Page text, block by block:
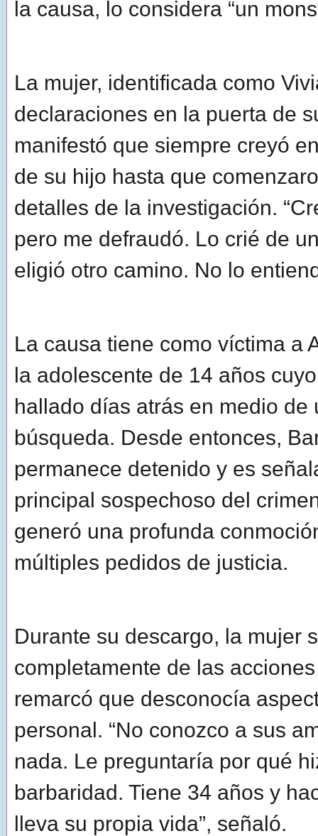
la causa, lo considera “un
La mujer, identificada como
declaraciones en la puerta de
manifestó que siempre creyó
de su hijo hasta que
detalles de la investigación.
pero me defraudó. Lo crié de
eligió otro camino. No lo
La causa tiene como víctima a
la adolescente de 14 años
hallado días atrás en medio de
búsqueda. Desde entonces,
permanece detenido y es
principal sospechoso del
generó una profunda
múltiples pedidos de justicia.
Durante su descargo, la mujer
completamente de las
remarcó que desconocía
personal. “No conozco a sus
nada. Le preguntaría por qué
barbaridad. Tiene 34 años y
lleva su propia vida”, señaló.